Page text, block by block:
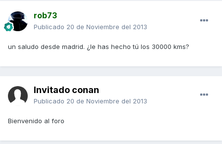
rob73
Publicado 20 de Noviembre del 2013
un saludo desde madrid. ¿le has hecho tú los 30000 kms?
Invitado conan
Publicado 20 de Noviembre del 2013
Bienvenido al foro